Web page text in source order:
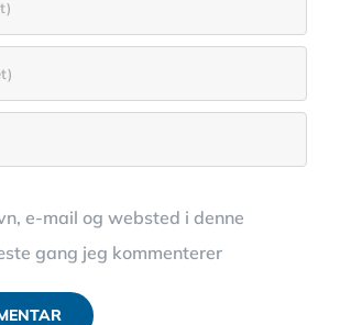
e-mail og websted i denne
gang jeg kommenterer